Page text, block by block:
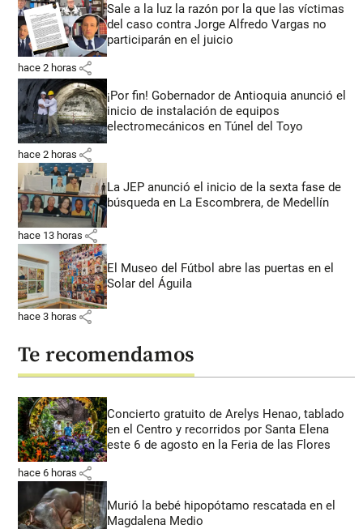
Sale a la luz la razón por la que las víctimas
del caso contra Jorge Alfredo Vargas no
participarán en el juicio
hace 2 horas share
¡Por fin! Gobernador de Antioquia anunció el
inicio de instalación de equipos
electromecánicos en Túnel del Toyo
hace 2 horas share
La JEP anunció el inicio de la sexta fase de
búsqueda en La Escombrera, de Medellín
hace 13 horas share
El Museo del Fútbol abre las puertas en el
Solar del Águila
hace 3 horas share
Te recomendamos
Concierto gratuito de Arelys Henao, tablado
en el Centro y recorridos por Santa Elena
este 6 de agosto en la Feria de las Flores
hace 6 horas share
Murió la bebé hipopótamo rescatada en el
Magdalena Medio